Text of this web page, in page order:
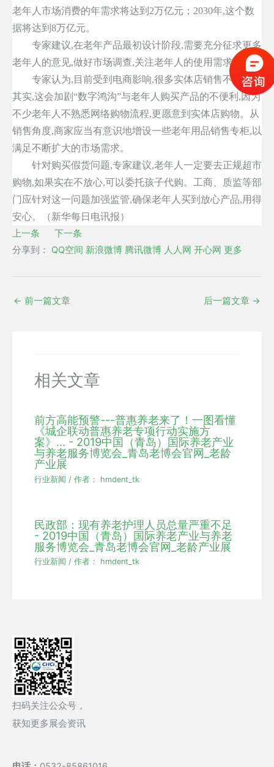
老年人市场消费的年需求将达到2万亿元；2030年,这个数
据将达到8万亿元。
专家建议,在老年产品最初设计阶段,需要充分征求更多
老年人的意见,做好市场调查,关注老年人的使用需求。
专家认为,目前受到电商影响,很多实体店销售不景气。
其实,这会加剧“数字鸿沟”与老年人购买产品的不便利,因为
不少老年人不熟悉网络购物流程,更愿意到实体店购物。从
销售角度,商家应当有意识地增设一些老年用品销售专柜,以
满足不断扩大的市场需求。
针对购买假货问题,专家建议,老年人一定要去正规超市
购物,如果实在不放心,可以委托孩子代购。工商、质监等部
门应针对这一问题加强监管,确保老年人买到放心产品,用得
安心。（新华每日电讯报）
上一条
下一条
分享到：
QQ空间 新浪微博 腾讯微博 人人网 开心网 更多
← 前一篇文章 后一篇文章 →
相关文章
前方高能预警---普惠养老来了！一图看懂
《城企联动普惠养老专项行动实施方
案》... - 2019中国（青岛）国际养老产业
与养老服务博览会_青岛老博会官网_老龄
产业展
行业新闻 / 作者： hmdent_tk
民政部：现有养老护理人员总量严重不足
- 2019中国（青岛）国际养老产业与养老
服务博览会_青岛老博会官网_老龄产业展
行业新闻 / 作者： hmdent_tk
扫码关注公众号，
获知更多展会资讯